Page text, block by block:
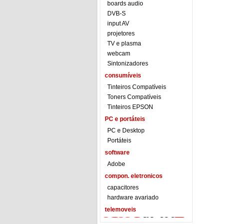
boards audio
DVB-S
input AV
projetores
TV e plasma
webcam
Sintonizadores
consumíveis
Tinteiros Compatíveis
Toners Compatíveis
Tinteiros EPSON
PC e portáteis
PC e Desktop
Portáteis
software
Adobe
compon. eletronicos
capacitores
hardware avariado
telemoveis